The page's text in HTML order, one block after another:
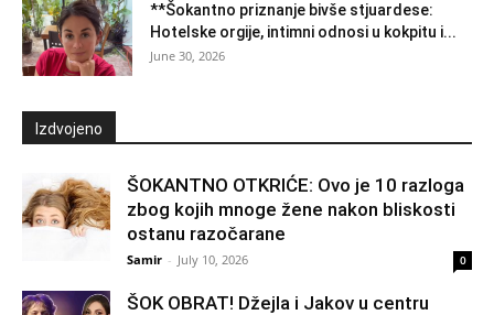
**Šokantno priznanje bivše stjuardese:
Hotelske orgije, intimni odnosi u kokpitu i...
June 30, 2026
Izdvojeno
ŠOKANTNO OTKRIĆE: Ovo je 10 razloga
zbog kojih mnoge žene nakon bliskosti
ostanu razočarane
Samir - July 10, 2026 0
ŠOK OBRAT! Džejla i Jakov u centru